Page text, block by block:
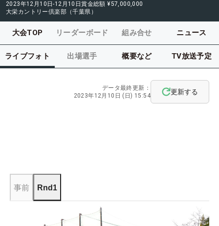
2023年12月10日-12月10日賞金総額 ¥57,000,000
大栄カントリー倶楽部（千葉県）
大会TOP リーダーボード 組み合せ ニュース
ライブフォト 出場選手 概要など TV放送予定
データ最終更新：
2023年12月10日 (日) 15:54
更新する
事前 Rnd1